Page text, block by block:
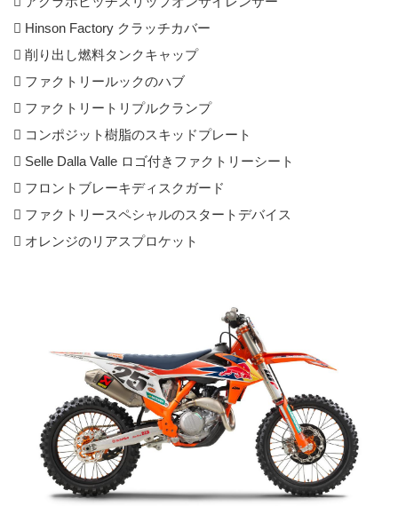
 Hinson Factory クラッチカバー
 削り出し燃料タンクキャップ
 ファクトリールックのハブ
 ファクトリートリプルクランプ
 コンポジット樹脂のスキッドプレート
 Selle Dalla Valle ロゴ付きファクトリーシート
 フロントブレーキディスクガード
 ファクトリースペシャルのスタートデバイス
 オレンジのリアスプロケット